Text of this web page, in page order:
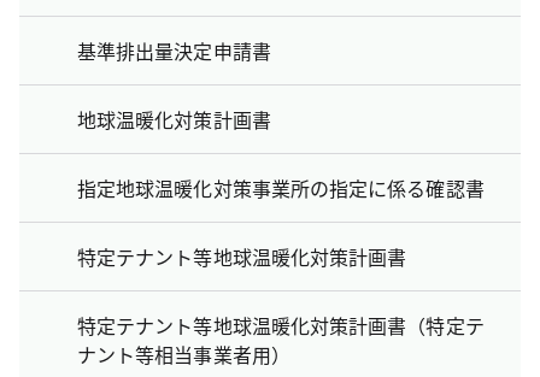
基準排出量決定申請書
地球温暖化対策計画書
指定地球温暖化対策事業所の指定に係る確認書
特定テナント等地球温暖化対策計画書
特定テナント等地球温暖化対策計画書（特定テ
ナント等相当事業者用）